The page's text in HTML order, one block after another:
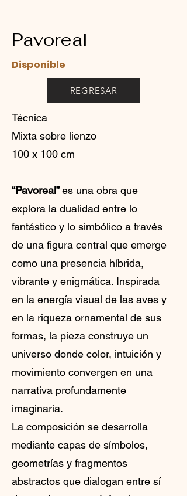
Pavoreal
Disponible
REGRESAR
Técnica
Mixta sobre lienzo
100 x 100 cm
“Pavoreal”es una obra que
explora la dualidad entre lo
fantástico y lo simbólico a través
de una figura central que emerge
como una presencia híbrida,
vibrante y enigmática. Inspirada
en la energía visual de las aves y
en la riqueza ornamental de sus
formas, la pieza construye un
universo donde color, intuición y
movimiento convergen en una
narrativa profundamente
imaginaria.
La composición se desarrolla
mediante capas de símbolos,
geometrías y fragmentos
abstractos que dialogan entre sí